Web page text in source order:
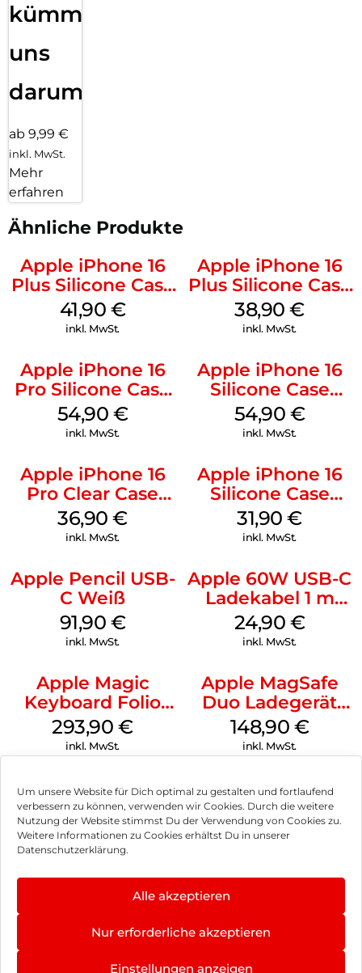
Um unsere Website für Dich optimal zu gestalten und fortlaufend
verbessern zu können, verwenden wir Cookies. Durch die weitere
Nutzung der Website stimmst Du der Verwendung von Cookies zu.
Weitere Informationen zu Cookies erhältst Du in unserer
Datenschutzerklärung.
Alle akzeptieren
Nur erforderliche akzeptieren
Einstellungen anzeigen
kümmern
uns
darum!
ab 9,99 €
inkl. MwSt.
Mehr
erfahren
Ähnliche Produkte
Apple iPhone 16
Plus Silicone Case
MagSafe Stone
Gray
41,90 €
inkl. MwSt.
Apple iPhone 16
Plus Silicone Case
MagSafe Denim
38,90€
inkl. MwSt.
Apple iPhone 16
Pro Silicone Case
MagSafe Black
54,90 €
inkl. MwSt.
Apple iPhone 16
Silicone Case
MagSafe Black
54,90 €
inkl. MwSt.
Apple iPhone 16
Pro Clear Case
MagSafe
Transparent
36,90€
inkl. MwSt.
Apple iPhone 16
Silicone Case
MagSafe Fuchsia
31,90€
inkl. MwSt.
Apple Pencil USB-
C Weiß
91,90 €
inkl. MwSt.
Apple 60W USB-C
Ladekabel 1 m
Weiß
24,90 €
inkl. MwSt.
Apple Magic
Keyboard Folio
iPad 10.9″ (10.Gen.)
Weiß
293,90€
inkl. MwSt.
Apple MagSafe
Duo Ladegerät
Weiß
148,90 €
inkl. MwSt.
Impressum
Hinweis zur Batterieentsorgung